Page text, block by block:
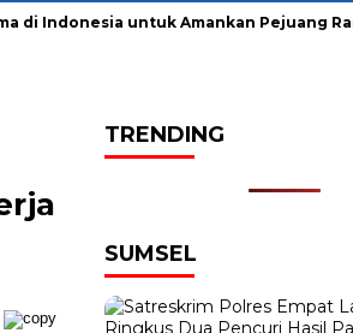
Indonesia untuk Amankan Pejuang
TRENDING
SUMSEL